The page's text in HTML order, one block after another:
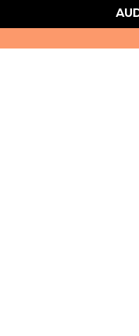
link href='http://